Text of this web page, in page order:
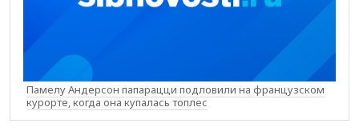
Памелу Андерсон папарацци подловили на французском
курорте, когда она купалась топлес